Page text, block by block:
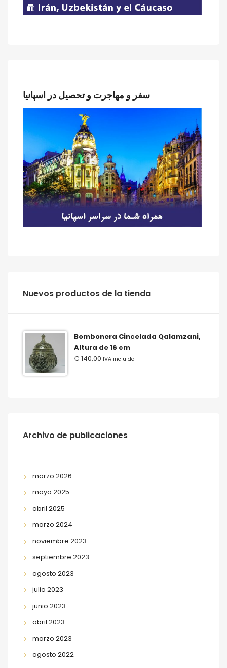
سفر و مهاجرت و تحصیل در اسپانیا
‫‪Nuevos‬‬ ‫‪productos‬‬ ‫‪de‬‬ ‫‪la‬‬ ‫‪tienda‬‬
Bombonera Cincelada Qalamzani,
Altura de 16 cm
€ 140,00 IVA incluido
Archivo de publicaciones
marzo 2026
mayo 2025
abril 2025
marzo 2024
noviembre 2023
septiembre 2023
agosto 2023
julio 2023
junio 2023
abril 2023
marzo 2023
agosto 2022